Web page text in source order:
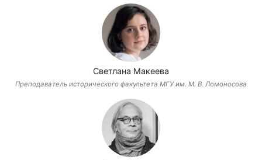
Светлана Макеева
Преподаватель исторического факультета МГУ им. М. В. Ломоносова